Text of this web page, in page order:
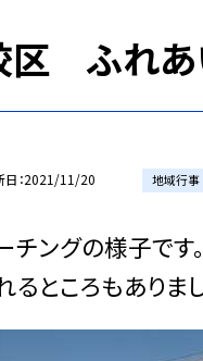
区 ふれあ
日 2021/11/20 地域行事
ングの様子です。
ところもありま